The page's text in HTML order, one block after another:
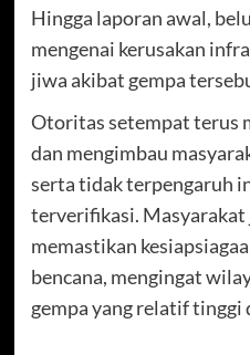
Hingga laporan awal,
mengenai kerusakan
jiwa akibat gempa
Otoritas setempat terus
dan mengimbau
serta tidak terpengaruh
terverifikasi.
memastikan
bencana, mengingat
gempa yang relatif tinggi